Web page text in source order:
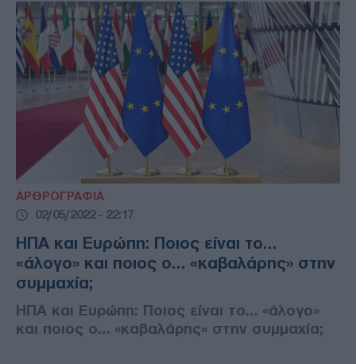
ΑΡΘΡΟΓΡΑΦΙΑ
02/05/2022 - 22:17
ΗΠΑ και Ευρώπη: Ποιος είναι το…
«άλογο» και ποιος ο… «καβαλάρης» στην
συμμαχία;
ΗΠΑ και Ευρώπη: Ποιος είναι το… «άλογο»
και ποιος ο… «καβαλάρης» στην συμμαχία;